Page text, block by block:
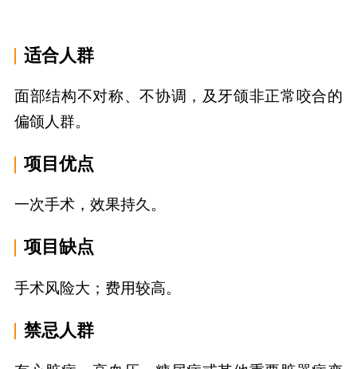
适合人群
面部结构不对称、不协调，及牙颌非正常咬合的
偏颌人群。
项目优点
一次手术，效果持久。
项目缺点
手术风险大；费用较高。
禁忌人群